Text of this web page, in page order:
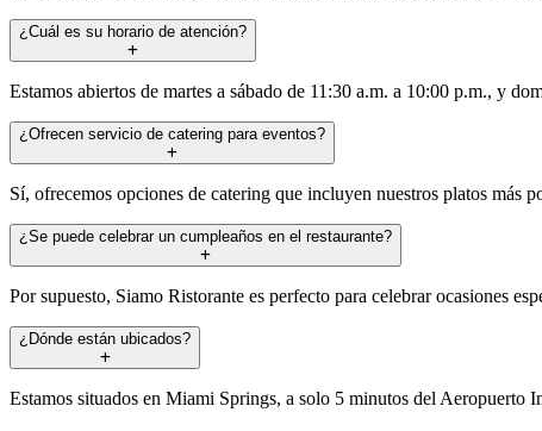
¿Cuál es su horario de atención?
Estamos abiertos de martes a sábado de 11:30 a.m. a 10:00 p.m., y
¿Ofrecen servicio de catering para eventos?
Sí, ofrecemos opciones de catering que incluyen nuestros platos más
¿Se puede celebrar un cumpleaños en el restaurante?
Por supuesto, Siamo Ristorante es perfecto para celebrar ocasiones
¿Dónde están ubicados?
Estamos situados en Miami Springs, a solo 5 minutos del Aeropuerto